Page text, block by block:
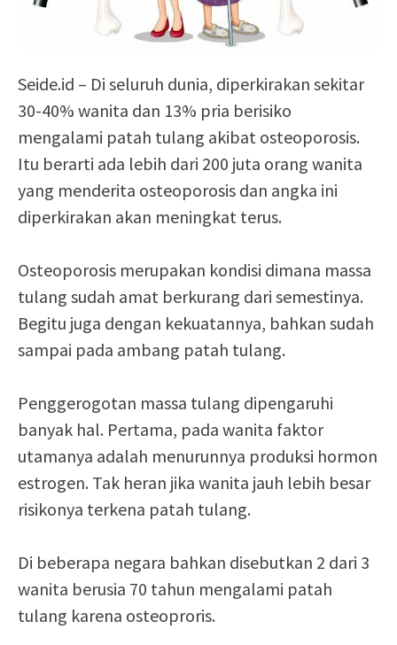
Seide.id – Di seluruh dunia, diperkirakan sekitar
30-40% wanita dan 13% pria berisiko
mengalami patah tulang akibat osteoporosis.
Itu berarti ada lebih dari 200 juta orang wanita
yang menderita osteoporosis dan angka ini
diperkirakan akan meningkat terus.
Osteoporosis merupakan kondisi dimana massa
tulang sudah amat berkurang dari semestinya.
Begitu juga dengan kekuatannya, bahkan sudah
sampai pada ambang patah tulang.
Penggerogotan massa tulang dipengaruhi
banyak hal. Pertama, pada wanita faktor
utamanya adalah menurunnya produksi hormon
estrogen. Tak heran jika wanita jauh lebih besar
risikonya terkena patah tulang.
Di beberapa negara bahkan disebutkan 2 dari 3
wanita berusia 70 tahun mengalami patah
tulang karena osteoproris.